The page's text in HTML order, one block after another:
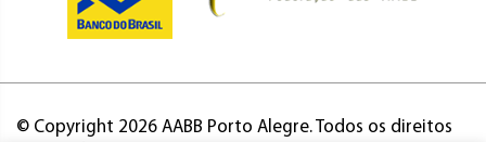
© Copyright 2026 AABB Porto Alegre. Todos os direitos